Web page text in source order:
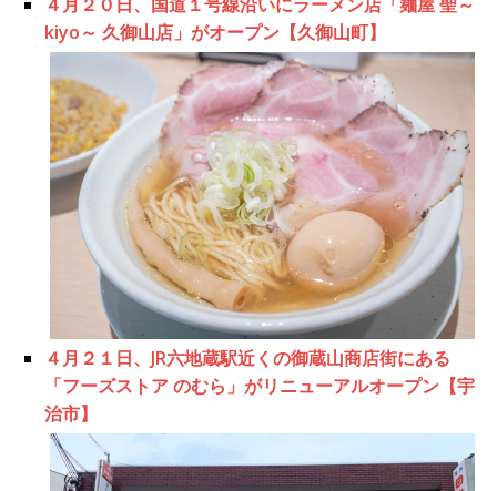
kiyo～ 久御山店」がオープン【久御山町】
４月２１日、JR六地蔵駅近くの御蔵山商店街にある
「フーズストア のむら」がリニューアルオープン【宇
治市】